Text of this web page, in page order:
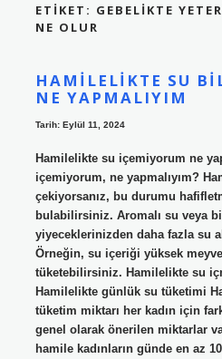
ETIKET: GEBELIKTE
NE OLUR
HAMILELIKTE SU
NE YAPMALIYIM
Tarih: Eylül 11, 2024
Hamilelikte su içemiyorum ne
içemiyorum, ne yapmalıyım?
çekiyorsanız, bu durumu
bulabilirsiniz. Aromalı su veya
yiyeceklerinizden daha fazla su
Örneğin, su içeriği yüksek
tüketebilirsiniz. Hamilelikte su
Hamilelikte günlük su tüketimi
tüketim miktarı her kadın için
genel olarak önerilen miktarlar
hamile kadınların günde en az